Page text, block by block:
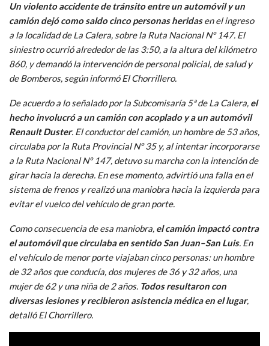
Un violento accidente de tránsito entre un automóvil y un
camión dejó como saldo cinco personas heridasen el ingreso
a la localidad de La Calera, sobre la Ruta Nacional Nº 147. El
siniestro ocurrió alrededor de las 3:50, a la altura del kilómetro
860, y demandó la intervención de personal policial, de salud y
de Bomberos, según informó El Chorrillero.
De acuerdo a lo señalado por la Subcomisaría 5ª de La Calera, el
hecho involucró a un camión con acoplado y a un automóvil
Renault Duster. El conductor del camión, un hombre de 53 años,
circulaba por la Ruta Provincial Nº 35 y, al intentar incorporarse
a la Ruta Nacional Nº 147, detuvo su marcha con la intención de
girar hacia la derecha. En ese momento, advirtió una falla en el
sistema de frenos y realizó una maniobra hacia la izquierda para
evitar el vuelco del vehículo de gran porte.
Como consecuencia de esa maniobra, el camión impactó contra
el automóvil que circulaba en sentido San Juan–San Luis. En
el vehículo de menor porte viajaban cinco personas: un hombre
de 32 años que conducía, dos mujeres de 36 y 32 años, una
mujer de 62 y una niña de 2 años. Todos resultaron con
diversas lesiones y recibieron asistencia médica en el lugar,
detalló El Chorrillero.